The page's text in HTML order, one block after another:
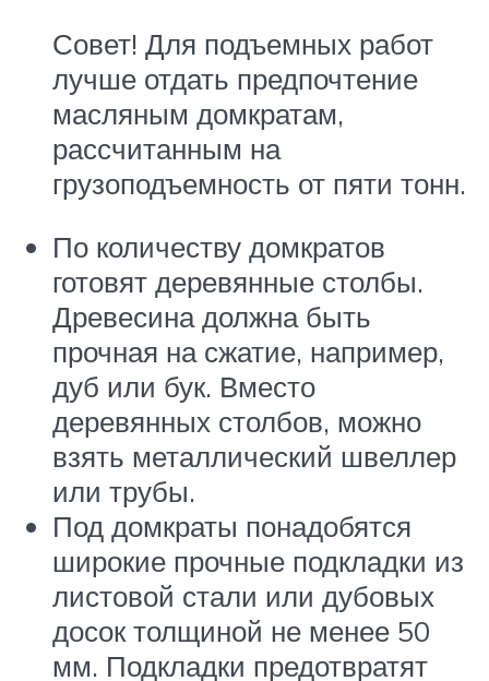
Совет! Для подъемных работ
лучше отдать предпочтение
масляным домкратам,
рассчитанным на
грузоподъемность от пяти тонн.
По количеству домкратов
готовят деревянные столбы.
Древесина должна быть
прочная на сжатие, например,
дуб или бук. Вместо
деревянных столбов, можно
взять металлический швеллер
или трубы.
Под домкраты понадобятся
широкие прочные подкладки из
листовой стали или дубовых
досок толщиной не менее 50
мм. Подкладки предотвратят